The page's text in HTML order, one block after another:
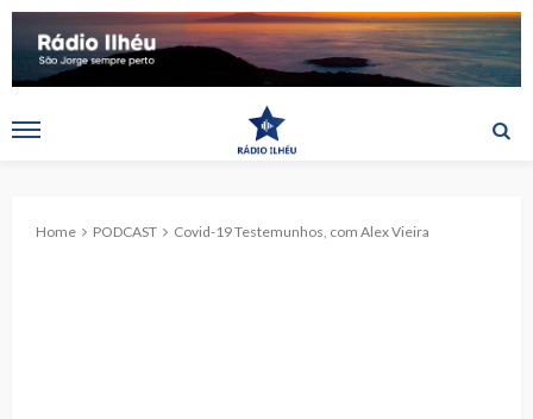
Home PODCAST Covid-19 Testemunhos, com Alex Vieira